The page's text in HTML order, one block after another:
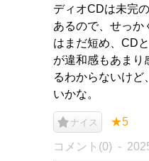
ディオCDは未完
あるので、せっか
はまだ短め、CD
が違和感もあまり
るわからないけど
いかな。
ナイス ★5
コメント(0)